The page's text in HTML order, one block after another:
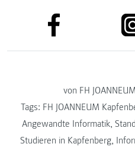
von FH
Tags: FH JOANNEUM
Angewandte Informatik,
Studieren in Kapfenberg,